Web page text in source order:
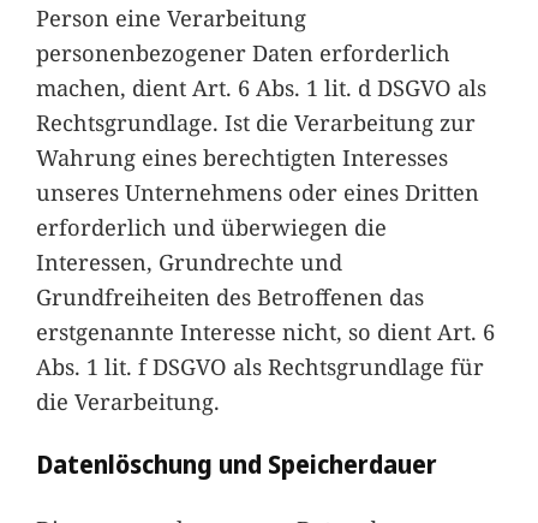
Person eine Verarbeitung
personenbezogener Daten erforderlich
machen, dient Art. 6 Abs. 1 lit. d DSGVO als
Rechtsgrundlage. Ist die Verarbeitung zur
Wahrung eines berechtigten Interesses
unseres Unternehmens oder eines Dritten
erforderlich und überwiegen die
Interessen, Grundrechte und
Grundfreiheiten des Betroffenen das
erstgenannte Interesse nicht, so dient Art. 6
Abs. 1 lit. f DSGVO als Rechtsgrundlage für
die Verarbeitung.
Datenlöschung und Speicherdauer